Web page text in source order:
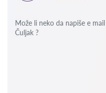
Može li neko da napiše e
Čuljak ?